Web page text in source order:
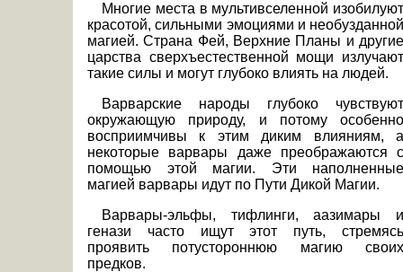
Многие места в мультивселенной изобилуют
красотой, сильными эмоциями и необузданной
магией. Страна Фей, Верхние Планы и другие
царства сверхъестественной мощи излучают
такие силы и могут глубоко влиять на людей.
Варварские народы глубоко чувствуют
окружающую природу, и потому особенно
восприимчивы к этим диким влияниям, а
некоторые варвары даже преображаются с
помощью этой магии. Эти наполненные
магией варвары идут по Пути Дикой Магии.
Варвары-эльфы, тифлинги, аазимары и
генази часто ищут этот путь, стремясь
проявить потустороннюю магию своих
предков.